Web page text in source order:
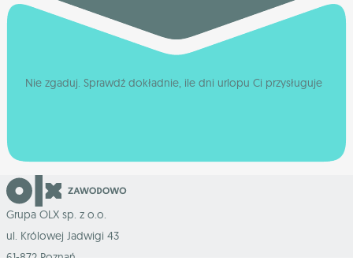
Nie zgaduj. Sprawdź dokładnie, ile dni urlopu Ci przysługuje
Grupa OLX sp. z o.o.
ul. Królowej Jadwigi 43
61-872 Poznań